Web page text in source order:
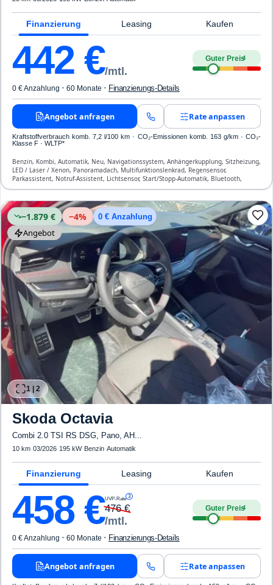
Finanzierung Leasing Kaufen
442 €/mtl.
Guter Preis4
0 € Anzahlung · 60 Monate · Finanzierungs-Details
Angebot anfragen Rate anpassen
Kraftstoffverbrauch komb. 7,2 l/100 km · CO₂-Emissionen komb. 163 g/km · CO₂-
Klasse F · WLTP*
Benzin, Kombi, Automatik, Neu, Navigationssystem, Anhängerkupplung, Sitzheizung,
LED / Laser / Xenon, Panoramadach, Multifunktionslenkrad, Regensensor,
Parkassistent, Notruf-Assistent, Lichtsensor, Start/Stopp-Automatik, Bluetooth,
Freisprecheinrichtung, Verkehrszeichen-Erkennung, ESP, ABS, Klimatisierung, Front-
−1.879 € −4% 0 € Anzahlung
Angebot
1 2
Skoda Octavia
Combi 2.0 TSI RS DSG, Pano, AH...
10 km·03/2026· 195 kW· Benzin·Automatik
Finanzierung Leasing Kaufen
458€UVP-Rate 3
476€
/mtl.
Guter Preis4
0 € Anzahlung · 60 Monate · Finanzierungs-Details
Angebot anfragen Rate anpassen